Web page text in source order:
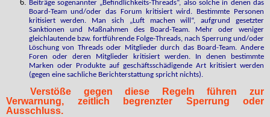
Beiträge sogenannter „Befindlichkeits-Threads“, also solche in denen das
Board-Team und/oder das Forum kritisiert wird. Bestimmte Personen
kritisiert werden. Man sich „Luft machen will“, aufgrund gesetzter
Sanktionen und Maßnahmen des Board-Team. Mehr oder weniger
gleichlautende bzw. fortführende Folge-Threads, nach Sperrung und/oder
Löschung von Threads oder Mitglieder durch das Board-Team. Andere
Foren oder deren Mitglieder kritisiert werden. In denen bestimmte
Marken oder Produkte auf geschäftsschädigende Art kritisiert werden
(gegen eine sachliche Berichterstattung spricht nichts).
Verstöße gegen diese Regeln führen zur
Verwarnung, zeitlich begrenzter Sperrung oder
Ausschluss.